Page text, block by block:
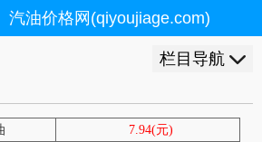
汽油价格网(qiyoujiage.com)
栏目导航
7.94(元)